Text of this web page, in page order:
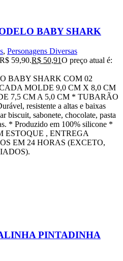
BABY SHARK
, Personagens Diversas
59,90.R$ 50,91O preço atual é:
BABY SHARK COM 02
MOLDE 9,0 CM X 8,0 CM
7,5 CM A 5,0 CM * TUBARÃO
resistente a altas e baixas
biscuit, sabonete, chocolate, pasta
* Produzido em 100% silicone *
ESTOQUE , ENTREGA
EM 24 HORAS (EXCETO,
PINTADINHA